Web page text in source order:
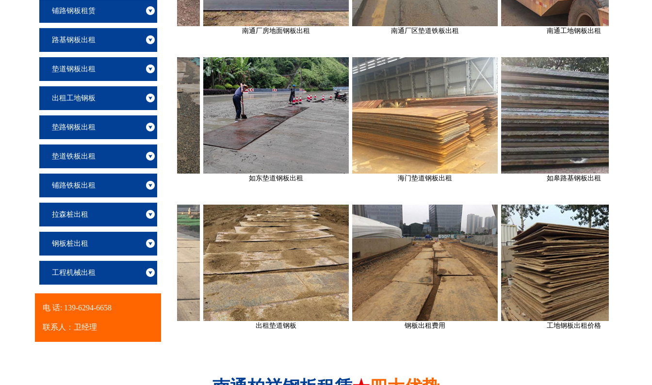
铺路钢板租赁
路基钢板出租
垫道钢板出租
出租工地钢板
垫路钢板出租
垫道铁板出租
铺路铁板出租
拉森桩出租
钢板桩出租
工程机械出租
电 话: 139-6294-6658
联系人：卫经理
南通厂房地面钢板出租 南通厂区垫道铁板出租 南通工地钢板出租
如东垫道钢板出租 海门垫道钢板出租 如皋路基钢板出租
租赁出租钢板厂家 出租垫道钢板 钢板出租费用 工地钢板出租价格